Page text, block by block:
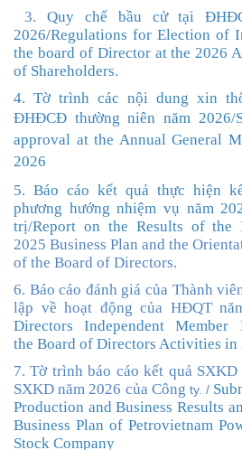
3. Quy chế bầu cửtại
2026/Regulations for Election of
the board of Director at the 2026
of Shareholders.
4. Tờ trình các nội dung xin
ĐHĐCĐ thường niên năm 2026/
approval at the Annual General
2026
5. Báo cáo kết quả thực hiện
phương hướng nhiệm vụ năm
trị/Report on the Results of the
2025 Business Plan and the
of the Board of Directors.
6. Báo cáo đánh giá của Thành
lập về hoạt động của HĐQT
Directors Independent Member
the Board of Directors Activities in
7. Tờ trình báo cáo kết quả
SXKD năm 2026 của Công ty. /
Production and Business Results
Business Plan of Petrovietnam
Stock Company